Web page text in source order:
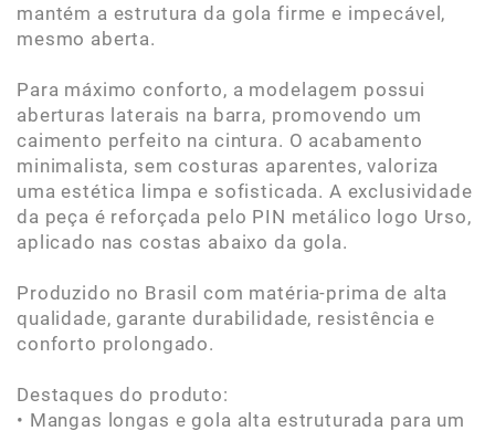
mantém a estrutura da gola firme e impecável,
mesmo aberta.
Para máximo conforto, a modelagem possui
aberturas laterais na barra, promovendo um
caimento perfeito na cintura. O acabamento
minimalista, sem costuras aparentes, valoriza
uma estética limpa e sofisticada. A exclusividade
da peça é reforçada pelo PIN metálico logo Urso,
aplicado nas costas abaixo da gola.
Produzido no Brasil com matéria-prima de alta
qualidade, garante durabilidade, resistência e
conforto prolongado.
Destaques do produto:
• Mangas longas e gola alta estruturada para um